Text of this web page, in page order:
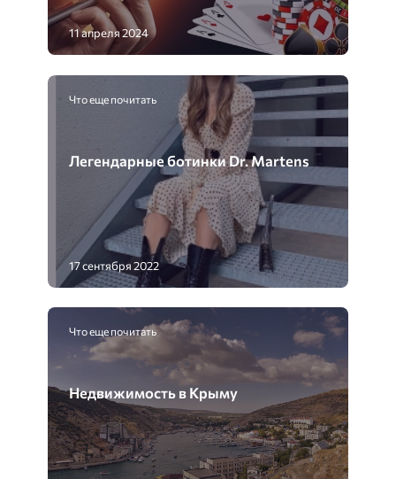
11 апреля 2024
Что еще почитать
Легендарные ботинки Dr. Martens
17 сентября 2022
Что еще почитать
Недвижимость в Крыму